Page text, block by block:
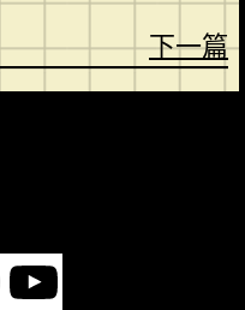
下一篇
YouTube